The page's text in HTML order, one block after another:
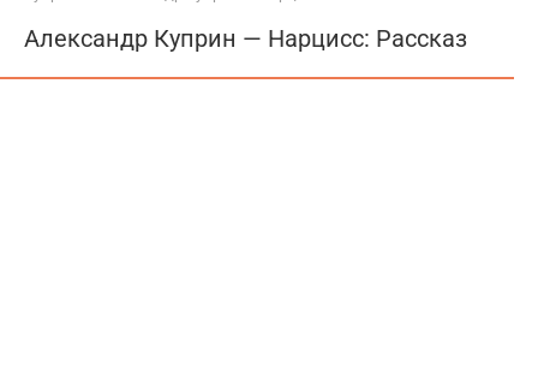
Александр Куприн — Нарцисс: Рассказ